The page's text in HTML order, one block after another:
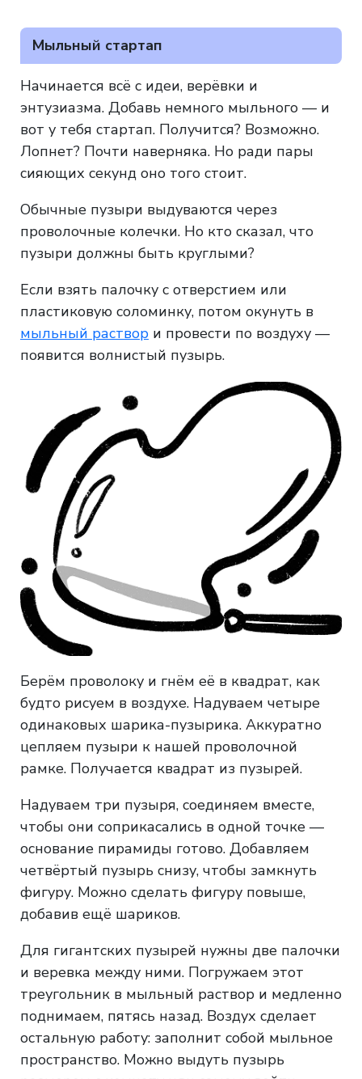
Мыльный стартап
Начинается всё с идеи, верёвки и
энтузиазма. Добавь немного мыльного — и
вот у тебя стартап. Получится? Возможно.
Лопнет? Почти наверняка. Но ради пары
сияющих секунд оно того стоит.
Обычные пузыри выдуваются через
проволочные колечки. Но кто сказал, что
пузыри должны быть круглыми?
Если взять палочку с отверстием или
пластиковую соломинку, потом окунуть в
мыльный раствор и провести по воздуху —
появится волнистый пузырь.
Берём проволоку и гнём её в квадрат, как
будто рисуем в воздухе. Надуваем четыре
одинаковых шарика-пузырика. Аккуратно
цепляем пузыри к нашей проволочной
рамке. Получается квадрат из пузырей.
Надуваем три пузыря, соединяем вместе,
чтобы они соприкасались в одной точке —
основание пирамиды готово. Добавляем
четвёртый пузырь снизу, чтобы замкнуть
фигуру. Можно сделать фигуру повыше,
добавив ещё шариков.
Для гигантских пузырей нужны две палочки
и веревка между ними. Погружаем этот
треугольник в мыльный раствор и медленно
поднимаем, пятясь назад. Воздух сделает
остальную работу: заполнит собой мыльное
пространство. Можно выдуть пузырь